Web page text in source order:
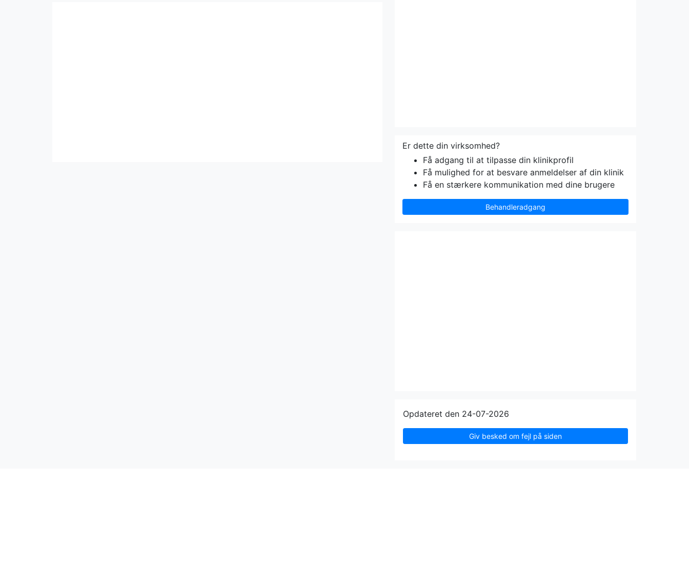
Er dette din virksomhed?
Få adgang til at tilpasse din klinikprofil
Få mulighed for at besvare anmeldelser af din klinik
Få en stærkere kommunikation med dine brugere
Behandleradgang
Opdateret den 24-07-2026
Giv besked om fejl på siden